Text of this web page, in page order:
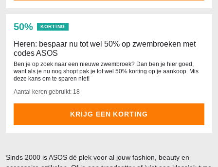
50% KORTING
Heren: bespaar nu tot wel 50% op zwembroeken met
codes ASOS
Ben je op zoek naar een nieuwe zwembroek? Dan ben je hier goed,
want als je nu nog shopt pak je tot wel 50% korting op je aankoop. Mis
deze kans om te sparen niet!
Aantal keren gebruikt: 18
KRIJG EEN KORTING
Sinds 2000 is ASOS dé plek voor al jouw fashion, beauty en